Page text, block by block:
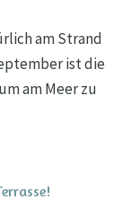
am Strand
ist die
am Meer zu